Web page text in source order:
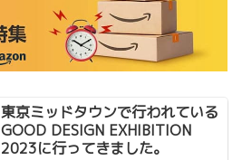
東京ミッドタウンで行われている
GOOD DESIGN EXHIBITION
2023に行ってきました。